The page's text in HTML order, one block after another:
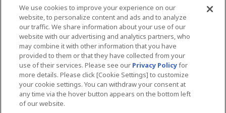
福岡県：りえ
やっぱり体力的もですが、精神的にもとても不安
になります。実の母だとお互いに遠慮がないの
で、育児について言い合って喧嘩になって、すご
くイライラしたのを覚えています。そういう面で
も、第三者のフォローがあると助かるなと思いま
す。
We use cookies to improve your experience on our
website, to personalize content and ads and to analyze
our traffic. We share information about your use of our
website with our advertising and analytics partners, who
may combine it with other information that you have
provided to them or that they have collected from your
use of their services. Please see our Privacy Policyfor
more details. Please click [Cookie Settings] to customize
your cookie settings. You can withdraw your consent at
any time via the hover button appears on the bottom left
of our website.